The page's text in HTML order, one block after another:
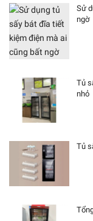
Sử
ngờ
Tủ
nhỏ
Tủ